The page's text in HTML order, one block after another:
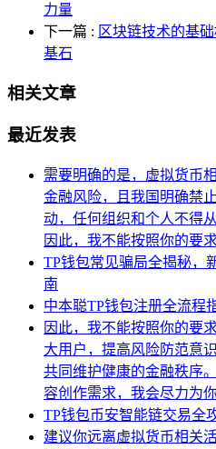
力量
下一篇 : 区块链技术的基
基石
相关文章
最近发表
需要明确的是，虚拟货币
金融风险，且我国明确禁
动，任何组织和个人不得
因此，我不能按照你的要
TP钱包常见骗局全揭秘，
南
中本聪TP钱包注册全流程
因此，我不能按照你的要
大用户，提高风险防范意
共同维护健康的金融秩序
容创作需求，我会尽力为
TP钱包币安智能链交易全
建议你远离虚拟货币相关